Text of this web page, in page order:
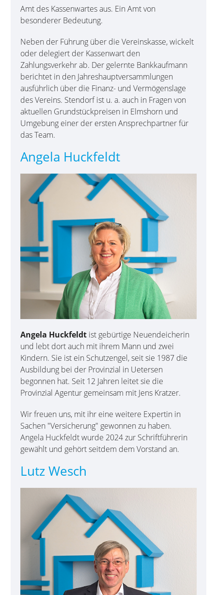
Amt des Kassenwartes aus. Ein Amt von
besonderer Bedeutung.
Neben der Führung über die Vereinskasse, wickelt
oder delegiert der Kassenwart den
Zahlungsverkehr ab. Der gelernte Bankkaufmann
berichtet in den Jahreshauptversammlungen
ausführlich über die Finanz- und Vermögenslage
des Vereins. Stendorf ist u. a. auch in Fragen von
aktuellen Grundstückpreisen in Elmshorn und
Umgebung einer der ersten Ansprechpartner für
das Team.
Angela Huckfeldt
Angela Huckfeldt ist gebürtige Neuendeicherin
und lebt dort auch mit ihrem Mann und zwei
Kindern. Sie ist ein Schutzengel, seit sie 1987 die
Ausbildung bei der Provinzial in Uetersen
begonnen hat. Seit 12 Jahren leitet sie die
Provinzial Agentur gemeinsam mit Jens Kratzer.
Wir freuen uns, mit ihr eine weitere Expertin in
Sachen "Versicherung" gewonnen zu haben.
Angela Huckfeldt wurde 2024 zur Schriftführerin
gewählt und gehört seitdem dem Vorstand an.
Lutz Wesch